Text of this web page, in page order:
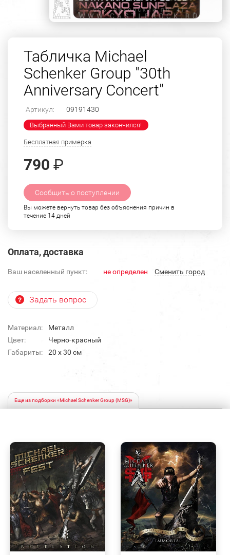
Табличка Michael
Schenker Group "30th
Anniversary Concert"
Артикул: 09191430
Выбранный Вами товар закончился!
Бесплатная примерка
790 ₽
Сообщить о поступлении
Вы можете вернуть товар без объяснения причин в
течение 14 дней
Оплата, доставка
Ваш населенный пункт: не определен Cменить город
Задать вопрос
Материал:
Металл
Цвет:
Черно-красный
Габариты:
20 х 30 см
Еще из подборки «Michael Schenker Group (MSG)»